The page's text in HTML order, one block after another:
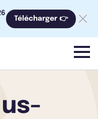
Télécharger 👉
menu